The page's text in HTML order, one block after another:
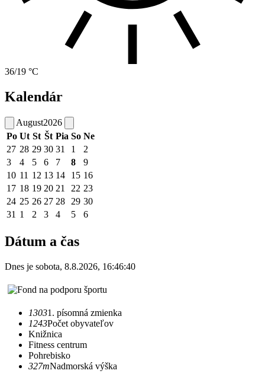
36/19 °C
Kalendár
August2026
Po Ut St Št Pia So Ne
27 28 29 30 31 1
2
3
4 5 6 7 8
9
10 11 12 13 14 15 16
17 18 19 20 21 22 23
24 25 26 27 28 29 30
31 1 2 3 4 5 6
Dátum a čas
Dnes je sobota, 8.8.2026, 16:46:40
13031. písomná zmienka
1243Počet obyvateľov
Knižnica
Fitness centrum
Pohrebisko
327mNadmorská výška